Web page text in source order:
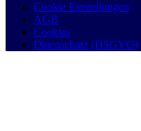
Cookie Einstellungen
AGB
Cookies
Datenschutz (DSGVO)